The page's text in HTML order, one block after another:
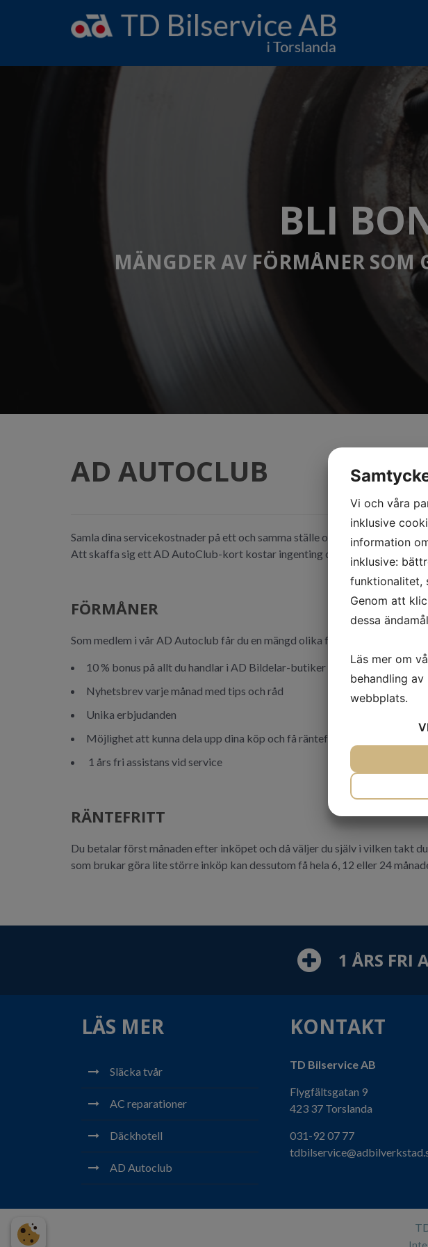
BLI
MÄNGDER AV FÖRMÅNER SOM
AD AUTOCLUB
Samla dina servicekostnader på ett och samma ställe och få bättre
Att skaffa sig ett AD AutoClub-kort kostar ingenting och du kan ansöka
FÖRMÅNER
Som medlem i vår AD Autoclub får du en mängd olika förmåner
10 % bonus på allt du handlar i AD Bildelar-butiker
Nyhetsbrev varje månad med tips och råd
Unika erbjudanden
Möjlighet att kunna dela upp dina köp och få räntefria månader (se nedan)
1 års fri assistans vid service
RÄNTEFRITT
Du betalar först månaden efter inköpet och då väljer du själv i vilken takt
som brukar göra lite större inköp kan dessutom få hela 6, 12 eller 24
1 ÅRS FRI
LÄS MER
Släcka tvår
AC reparationer
Däckhotell
AD Autoclub
KONTAKT
TD Bilservice AB
Flygfältsgatan 9
423 37 Torslanda
031-92 07 77
Vi och våra
inklusive
information
inklusive:
funktionalitet,
Genom att
dessa
Läs mer om
behandling
webbplats.